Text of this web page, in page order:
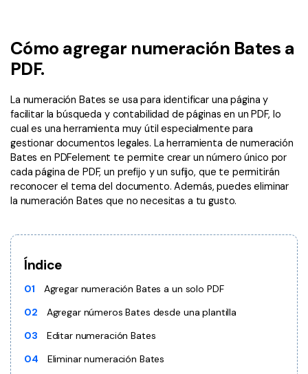
PDF online
Comprimir PDF
Combinar PDF
Convertir Word a PDF
Lector de IA
Editar PDF
Organizar PDF
Recortar PDF
Profesionales
Formulario de PDF
Censurar PDF Nuevo
PDF OCR
Extraer datos de PDF
Reescribir PDF con IA
Chat IA con documentos
Generar imágenes IA Nuevo
Todas las herramientas de IA
Segurirdad de PDF
Softwares de PDF
Trucos de PDF
Trucos para Mac
Trucos para Windows
¿Por qué PDFelement?
Reseñas
Historias de clientes
Comparación de software
Cómo agregar numeración Bates a
PDF.
La numeración Bates se usa para identificar una página y
facilitar la búsqueda y contabilidad de páginas en un PDF, lo
cual es una herramienta muy útil especialmente para
gestionar documentos legales. La herramienta de numeración
Bates en PDFelement te permite crear un número único por
cada página de PDF, un prefijo y un sufijo, que te permitirán
reconocer el tema del documento. Además, puedes eliminar
la numeración Bates que no necesitas a tu gusto.
Índice
01
Agregar numeración Bates a un solo PDF
02
Agregar números Bates desde una plantilla
03
Editar numeración Bates
04
Eliminar numeración Bates